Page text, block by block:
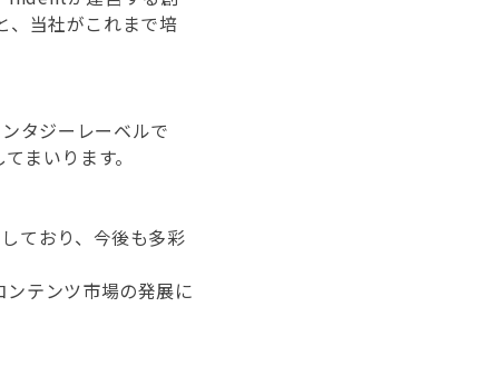
、当社がこれまで培
タジーレーベルで
まいります。
ており、今後も多彩
テンツ市場の発展に